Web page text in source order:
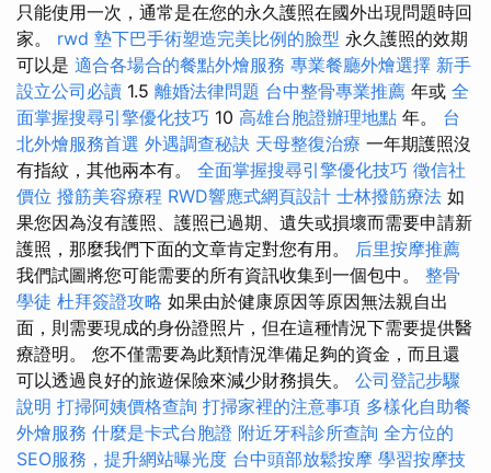
只能使用一次，通常是在您的永久護照在國外出現問題時回
家。 rwd 墊下巴手術塑造完美比例的臉型 永久護照的效期
可以是 適合各場合的餐點外燴服務 專業餐廳外燴選擇 新手
設立公司必讀 1.5 離婚法律問題 台中整骨專業推薦 年或 全
面掌握搜尋引擎優化技巧 10 高雄台胞證辦理地點 年。 台
北外燴服務首選 外遇調查秘訣 天母整復治療 一年期護照沒
有指紋，其他兩本有。 全面掌握搜尋引擎優化技巧 徵信社
價位 撥筋美容療程 RWD響應式網頁設計 士林撥筋療法 如
果您因為沒有護照、護照已過期、遺失或損壞而需要申請新
護照，那麼我們下面的文章肯定對您有用。 后里按摩推薦
我們試圖將您可能需要的所有資訊收集到一個包中。 整骨
學徒 杜拜簽證攻略 如果由於健康原因等原因無法親自出
面，則需要現成的身份證照片，但在這種情況下需要提供醫
療證明。 您不僅需要為此類情況準備足夠的資金，而且還
可以透過良好的旅遊保險來減少財務損失。 公司登記步驟
說明 打掃阿姨價格查詢 打掃家裡的注意事項 多樣化自助餐
外燴服務 什麼是卡式台胞證 附近牙科診所查詢 全方位的
SEO服務，提升網站曝光度 台中頭部放鬆按摩 學習按摩技